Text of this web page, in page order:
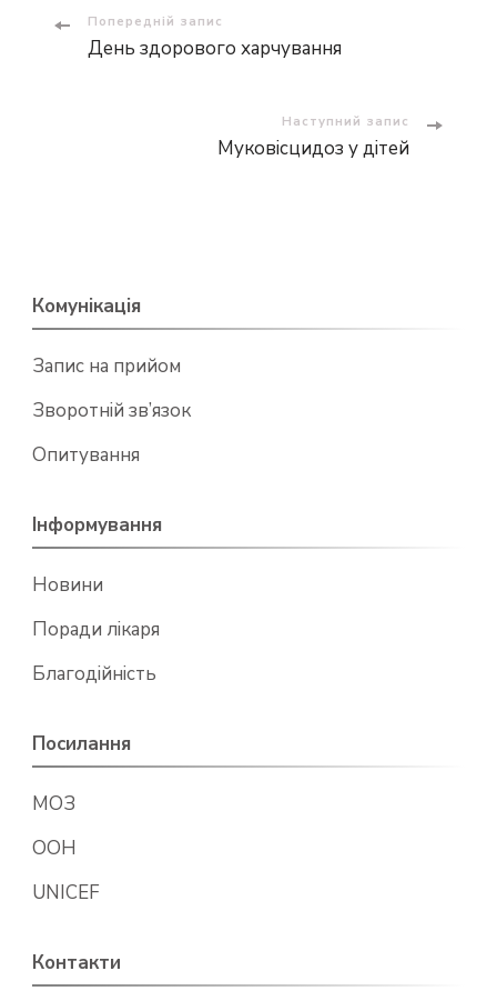
Навігація
Попередній запис
День здорового харчування
Наступний запис
Муковісцидоз у дітей
Комунікація
Запис на прийом
Зворотній зв’язок
Опитування
Інформування
Новини
Поради лікаря
Благодійність
Посилання
МОЗ
ООН
UNICEF
Контакти